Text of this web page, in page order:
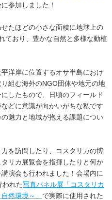
に参加しました！
たほどの小さな面積に地球上の
ており、豊かな自然と多様な動植
洋岸に位置するオサ半島におけ
組む海外のNGO団体や地元の地
したもので、日頃のフィールド
どに意識が向かいがちな私です
魅力と地域が抱える課題につい
を訪問したり、コスタリカの博
リカ展覧会を指揮したりと何か
演会も行われました！会場内に
われた写真パネル展「コスタリカ
然環境～」 で実際に使用された